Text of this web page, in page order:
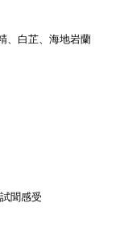
、白芷、海地岩蘭
聞感受